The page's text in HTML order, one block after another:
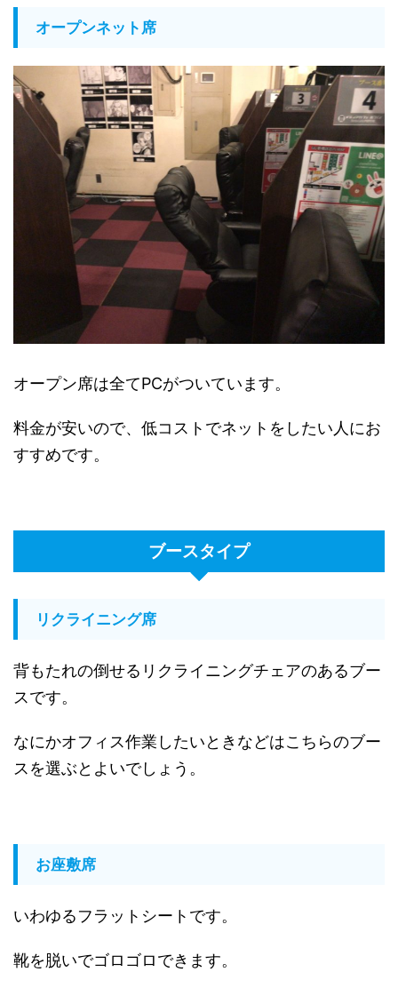
オープンネット席
オープン席は全てPCがついています。
料金が安いので、低コストでネットをしたい人にお
すすめです。
ブースタイプ
リクライニング席
背もたれの倒せるリクライニングチェアのあるブー
スです。
なにかオフィス作業したいときなどはこちらのブー
スを選ぶとよいでしょう。
お座敷席
いわゆるフラットシートです。
靴を脱いでゴロゴロできます。